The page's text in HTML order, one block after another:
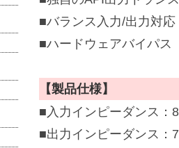
■バランス入力/出力対応
■ハードウェアバイパス
【製品仕様】
■入力インピーダンス：
■出力インピーダンス：